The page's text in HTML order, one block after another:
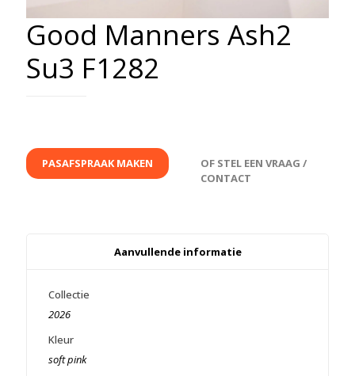
Good Manners Ash2
Su3 F1282
PASAFSPRAAK MAKEN
OF STEL EEN VRAAG /
CONTACT
Aanvullende informatie
Collectie
2026
Kleur
soft pink